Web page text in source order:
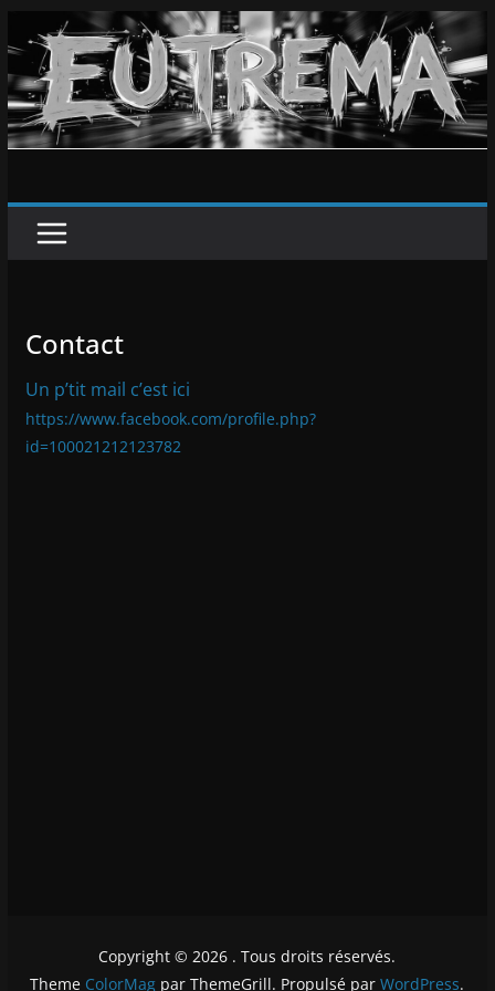
Passer
au
contenu
Contact
Un p’tit mail c’est ici
https://www.facebook.com/profile.php?
id=100021212123782
Copyright © 2026 . Tous droits réservés.
Theme ColorMag par ThemeGrill. Propulsé parWordPress.